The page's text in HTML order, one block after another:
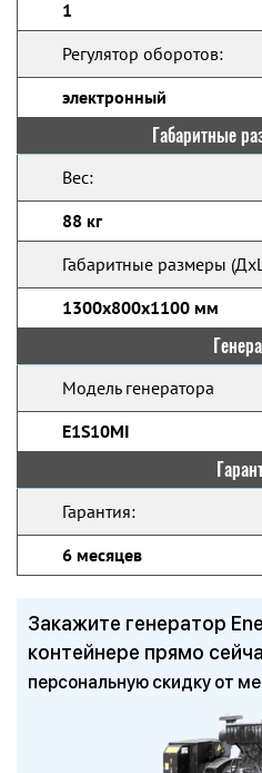
1
Регулятор оборотов:
электронный
Габаритные
Вес:
88 кг
Габаритные размеры
1300x800x1100 мм
Модель генератора
E1S10MI
Гарантия:
6 месяцев
Закажите генератор
контейнере прямо
персональную скидку от